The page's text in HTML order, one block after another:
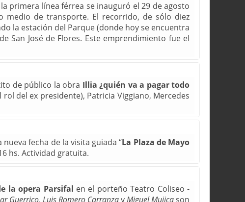
primera línea férrea se inauguró el 29 de agosto
medio de transporte. El recorrido, de sólo diez
la estación del Parque (donde hoy se encuentra
San José de Flores. Este emprendimiento fue el
de público la obra Illia ¿quién va a pagar todo
rol del ex presidente), Patricia Viggiano, Mercedes
fecha de la visita guiada “La Plaza de Mayo
hs. Actividad gratuita.
la opera Parsifal en el porteño Teatro Coliseo -
Guerrico, Luis Romero CarranzayMiguel Mujicason